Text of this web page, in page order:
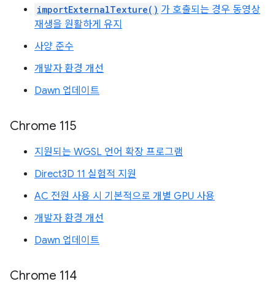
importExternalTexture() 가 호출되는 경우 동영상
재생을 원활하게 유지
사양 준수
개발자 환경 개선
Dawn 업데이트
Chrome 115
지원되는 WGSL 언어 확장 프로그램
Direct3D 11 실험적 지원
AC 전원 사용 시 기본적으로 개별 GPU 사용
개발자 환경 개선
Dawn 업데이트
Chrome 114